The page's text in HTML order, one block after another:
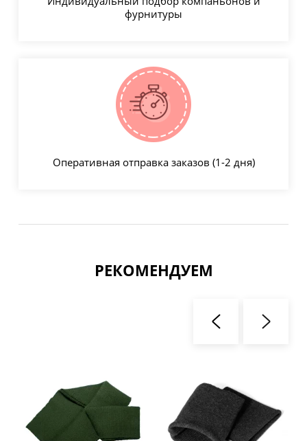
фурнитуры
Оперативная отправка заказов (1-2 дня)
РЕКОМЕНДУЕМ